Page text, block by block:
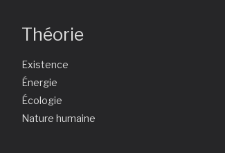
Théorie
Existence
Énergie
Écologie
Nature humaine